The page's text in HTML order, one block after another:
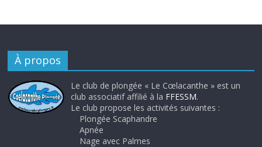
À propos
Le club de plongée « Le Cœlacanthe » est un
club associatif affilié à la FFESSM.
Le club propose les activités suivantes :
Plongée Scaphandre
Apnée
Nage avec Palmes